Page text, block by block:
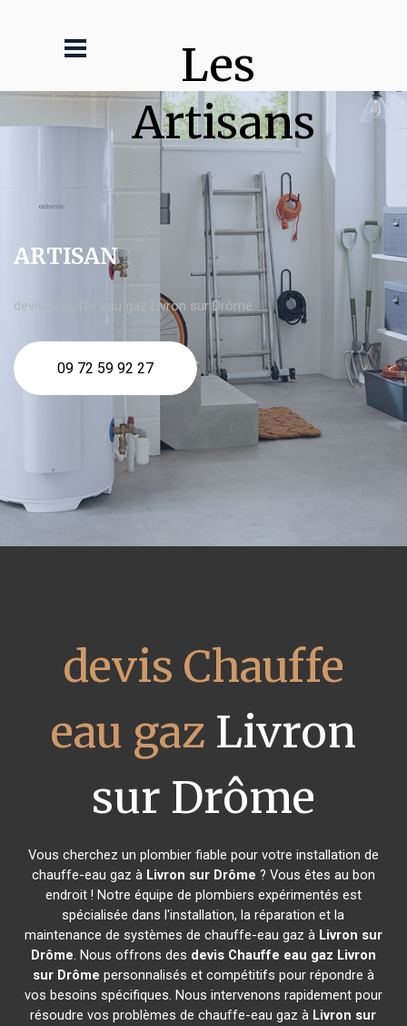
Les
Artisans
ARTISAN
devis Chauffe eau gaz Livron sur Drôme
09 72 59 92 27
devis Chauffe
eau gaz Livron
sur Drôme
Vous cherchez un plombier fiable pour votre installation de
chauffe-eau gaz à Livron sur Drôme ? Vous êtes au bon
endroit ! Notre équipe de plombiers expérimentés est
spécialisée dans l'installation, la réparation et la
maintenance de systèmes de chauffe-eau gaz à Livron sur
Drôme. Nous offrons des devis Chauffe eau gaz Livron
sur Drôme personnalisés et compétitifs pour répondre à
vos besoins spécifiques. Nous intervenons rapidement pour
résoudre vos problèmes de chauffe-eau gaz à Livron sur